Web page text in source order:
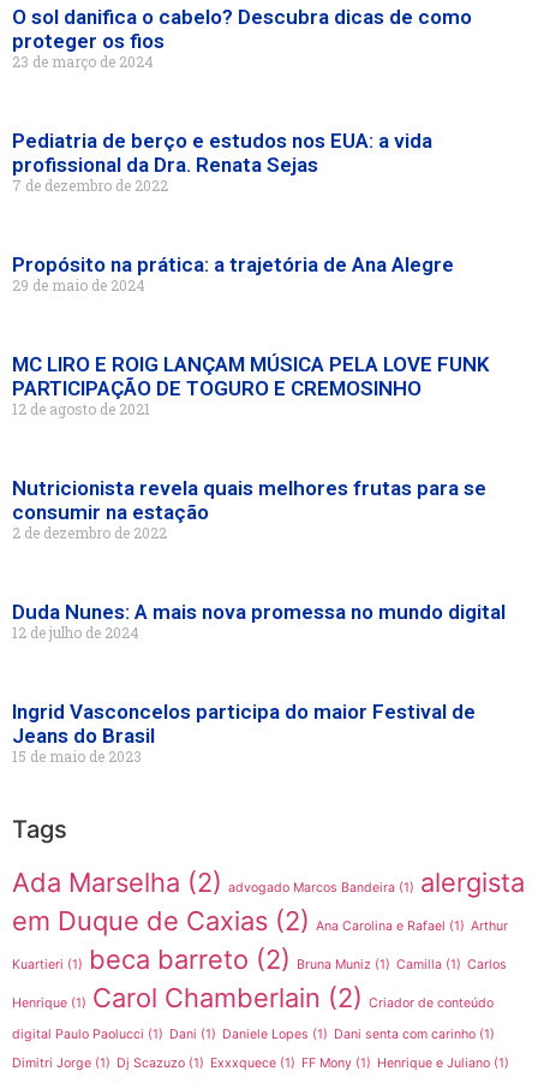
O sol danifica o cabelo? Descubra dicas de como
proteger os fios
23 de março de 2024
Pediatria de berço e estudos nos EUA: a vida
profissional da Dra. Renata Sejas
7 de dezembro de 2022
Propósito na prática: a trajetória de Ana Alegre
29 de maio de 2024
MC LIRO E ROIG LANÇAM MÚSICA PELA LOVE FUNK
PARTICIPAÇÃO DE TOGURO E CREMOSINHO
12 de agosto de 2021
Nutricionista revela quais melhores frutas para se
consumir na estação
2 de dezembro de 2022
Duda Nunes: A mais nova promessa no mundo digital
12 de julho de 2024
Ingrid Vasconcelos participa do maior Festival de
Jeans do Brasil
15 de maio de 2023
Tags
Ada Marselha (2) advogado Marcos Bandeira (1) alergista
em Duque de Caxias (2) Ana Carolina e Rafael (1) Arthur
Kuartieri (1) beca barreto (2) Bruna Muniz (1) Camilla (1) Carlos
Henrique (1) Carol Chamberlain (2) Criador de conteúdo
digital Paulo Paolucci (1) Dani (1) Daniele Lopes (1) Dani senta com carinho (1)
Dimitri Jorge (1) Dj Scazuzo (1) Exxxquece (1) FF Mony (1) Henrique e Juliano (1)